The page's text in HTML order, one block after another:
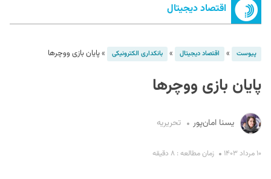
اقتصاد دیجیتال
پیوست » اقتصاد دیجیتال » بانکداری الکترونیکی »پایان بازی ووچرها
پایان بازی ووچرها
یسنا امان‌پور تحریریه
۱۰ مرداد ۱۴۰۳ زمان مطالعه : ۸ دقیقه